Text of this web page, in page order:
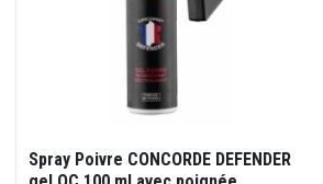
Spray Poivre CONCORDE DEFENDER